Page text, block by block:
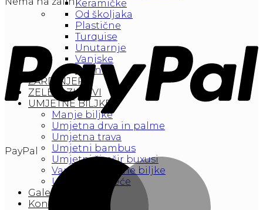
Keramičke
Od školjaka
Plastične
Turquise
Unutarnje
Vanjske
Zlatne
ŽARDINJERE
ZELENI ZIDOVI
UMJETNE BILJKE
Manje biljke
Umjetna drva in palme
Umjetna trava
Umjetni bambus
Umjetni šimšir buxusi
Vanjske Umjetne biljke
Umjetno cvijeće
Galerija
Kontakt
PayPal